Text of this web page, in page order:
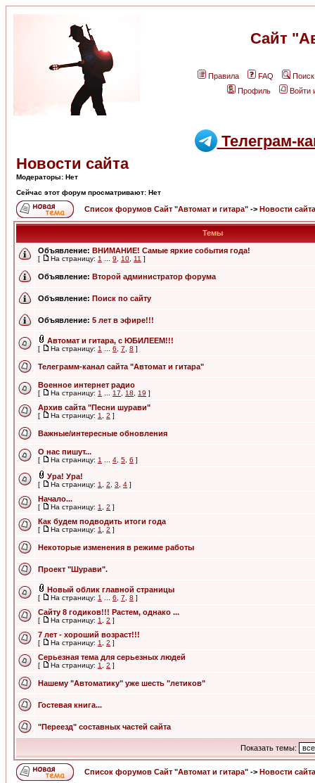
Сайт
Правила FAQ
Поиск
Профиль
Войти
Телеграм-
Новости сайта
Модераторы: Нет
Сейчас этот форум просматривают: Нет
Список форумов Сайт "Автомат и гитара" -> Новости сайта
Темы
Объявление: ВНИМАНИЕ! Самые яркие события года!
[ На страницу: 1 9 10 11 ]
Объявление: Второй администратор форума
Объявление: Поиск по сайту
Объявление: 5 лет в эфире!!!
Автомат и гитара, с ЮБИЛЕЕМ!!!
[ На страницу: 1 6 7 8 ]
Телеграмм-канал сайта "Автомат и гитара"
Военное интернет радио
[ На страницу: 1 17 18 19 ]
Архив сайта "Песни шурави"
[ На страницу: 1 2 ]
Важные/интересные обновления
О нас пишут...
[ На страницу: 1 4 5 6 ]
Ура! Ура!
[ На страницу: 1 2 3 4 ]
Начало...
[ На страницу: 1 2 ]
Как будем подводить итоги года
[ На страницу: 1 2 ]
Некоторые изменения в режиме работы
Проект "Шурави".
Новый облик главной страницы
[ На страницу: 1 6 7 8 ]
Сайту 8 годиков!!! Растем, однако ...
[ На страницу: 1 2 ]
7 лет - хороший возраст!!!
[ На страницу: 1 2 ]
Серьезная тема для серьезных людей
[ На страницу: 1 2 ]
Нашему "Автоматику" уже шесть "летиков"
Гостевая книга...
"Переезд" составных частей сайта
Показать темы:
Список форумов Сайт "Автомат и гитара" -> Новости сайта